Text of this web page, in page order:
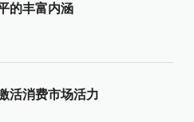
的丰富内涵
活消费市场活力